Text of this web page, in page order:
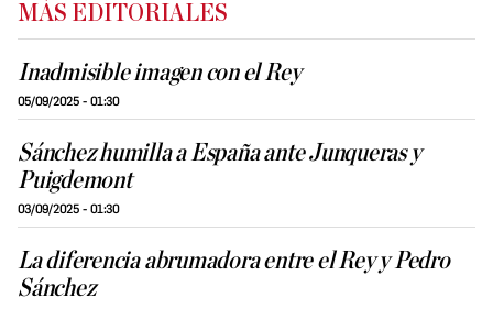
MÁS EDITORIALES
Inadmisible imagen con el Rey
05/09/2025 - 01:30
Sánchez humilla a España ante Junqueras y
Puigdemont
03/09/2025 - 01:30
La diferencia abrumadora entre el Rey y Pedro
Sánchez